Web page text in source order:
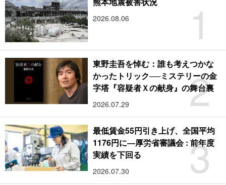
1
2026.08.06
2
東野圭吾を悼む：誰も考えつかな
かったトリック──ミステリーの金
字塔『容疑者Ｘの献身』の舞台裏
2026.07.29
3
最低賃金55円引き上げ、全国平均
1176円に―厚労省審議会 : 前年度
実績を下回る
2026.07.30